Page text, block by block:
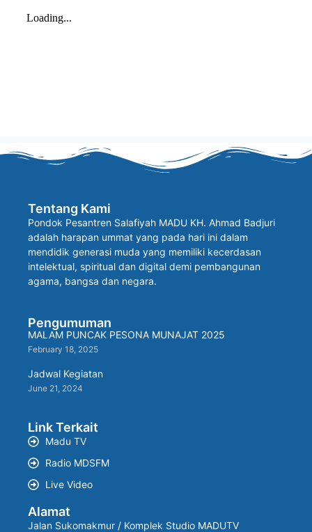
Tentang Kami
Pondok Pesantren Salafiyah MADU KH. Ahmad Badjuri
adalah harapan ummat yang pada hari ini dalam
mendidik generasi muda yang memiliki kecerdasan
intelektual, spiritual dan digital demi pembangunan
agama, bangsa dan negara.
Pengumuman
MALAM PUNCAK PESONA MUNAJAT 2025
February 18, 2025
Jadwal Kegiatan
June 21, 2024
Link Terkait
Madu TV
Radio MDSFM
Live Video
Alamat
Jalan Sukomakmur / Komplek Studio MADUTV